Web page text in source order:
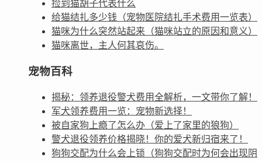
捡到猫胡子代表什么
给猫结扎多少钱（宠物医院结扎手术费用一览表）
猫咪为什么突然站起来（猫咪站立的原因和意义）
猫咪离世，主人何其哀伤。
宠物百科
揭秘：领养退役警犬费用全解析，一文带你了解！
军犬领养费用一览：宠物新选择！
被自家狗上瘾了怎么办（爱上了家里的狼狗）
警犬退役领养价格揭晓！你的爱犬新归宿来了！
狗狗交配为什么会上锁（狗狗交配时为何会出现阴